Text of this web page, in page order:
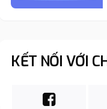
KẾT NỐI VỚI